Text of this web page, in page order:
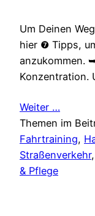
Um Deinen
hier ❼ Tipps,
anzukommen.
Konzentration.
Weiter …
Themen im
Fahrtraining,
Straßenverkehr,
& Pflege